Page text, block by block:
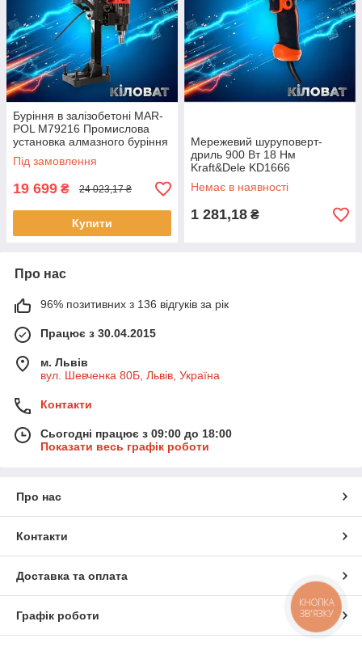
Буріння в залізобетоні MAR-
POL M79216 Промислова
установка алмазного буріння
Під замовлення
19 699 ₴ 24 023,17 ₴
Купити
Мережевий шуруповерт-
дриль 900 Вт 18 Нм
Kraft&Dele KD1666
електричний дриль-
шуруповерт для домашнього
Немає в наявності
1 281,18 ₴
Про нас
96% позитивних з 136 відгуків за рік
Працює з 30.04.2015
м. Львів
вул. Шевченка 80Б, Львів, Україна
Контакти
Сьогодні працює з 09:00 до 18:00
Показати весь графік роботи
Про нас
Контакти
Доставка та оплата
Графік роботи
КНОПКА
ЗВ'ЯЗКУ